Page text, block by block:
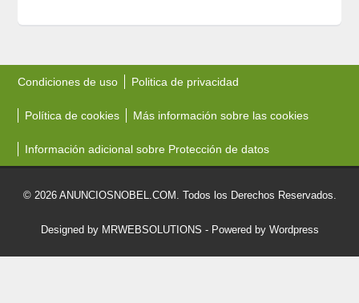
Condiciones de uso Politica de privacidad
Política de cookies Más información sobre las cookies
Información adicional sobre Protección de datos
© 2026 ANUNCIOSNOBEL.COM. Todos los Derechos Reservados.
Designed by MRWEBSOLUTIONS - Powered by Wordpress